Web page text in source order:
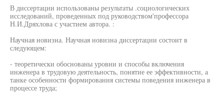
В диссертации использованы результаты .социологических
исследований, проведенных под руководством'профессора
Н.И.Дряхлова с участием автора. :
Научная новизна. Научная новизна диссертации состоит в
следующем:
- теоретически обоснованы уровни и способы включения
инженера в трудовую деятельность, понятие ее эффективности, а
танке особенности формирования системы поведения инженера в
процессе труда;